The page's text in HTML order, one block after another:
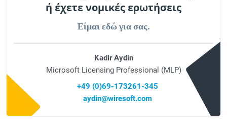
ή έχετε νομικές ερωτήσεις
Είμαι εδώ για σας.
Kadir Aydin
Microsoft Licensing Professional (MLP)
+49 (0)69-173261-345
aydin@wiresoft.com